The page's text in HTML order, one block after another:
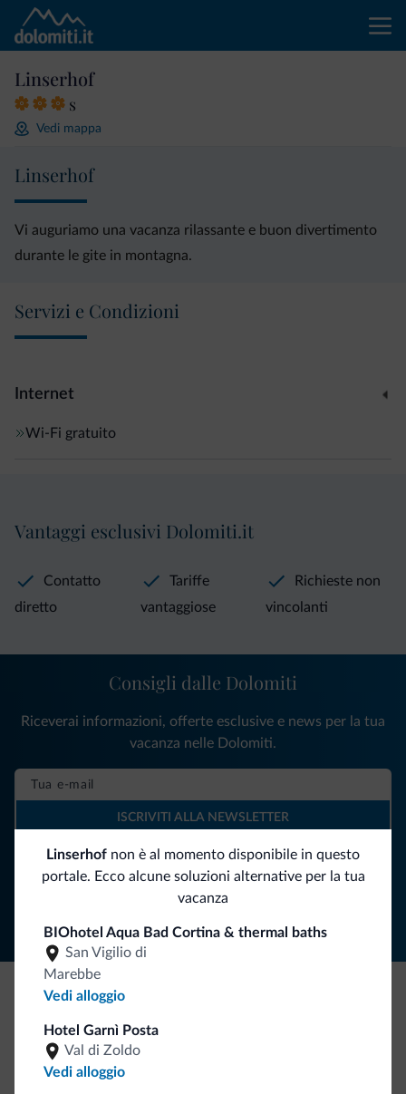
Linserhof
s
Vedi mappa
Linserhof
Vi auguriamo una vacanza rilassante e buon divertimento
durante le gite in montagna.
Servizi e Condizioni
Internet
Wi-Fi gratuito
Linserhof non è al momento disponibile in questo
portale. Ecco alcune soluzioni alternative per la tua
vacanza
BIOhotel Aqua Bad Cortina & thermal baths
San Vigilio di
Marebbe
Vedi alloggio
Hotel Garnì Posta
Val di Zoldo
Vedi alloggio
Vantaggi esclusivi Dolomiti.it
Contatto
diretto
Tariffe
vantaggiose
Richieste non
vincolanti
Segui Dolomiti.it
Consigli dalle Dolomiti
Riceverai informazioni, offerte esclusive e news per la tua
vacanza nelle Dolomiti.
ISCRIVITI ALLA NEWSLETTER
Be Original, scopri la nuova collezione
Ce l'avete chiesto in tanti. Ecco la nuova collezione firmata
Dolomiti.it!